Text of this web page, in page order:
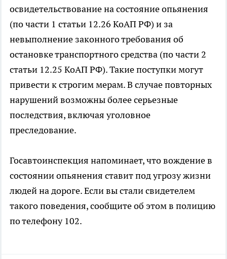
освидетельствование на состояние опьянения
(по части 1 статьи 12.26 КоАП РФ) и за
невыполнение законного требования об
остановке транспортного средства (по части 2
статьи 12.25 КоАП РФ). Такие поступки могут
привести к строгим мерам. В случае повторных
нарушений возможны более серьезные
последствия, включая уголовное
преследование.
Госавтоинспекция напоминает, что вождение в
состоянии опьянения ставит под угрозу жизни
людей на дороге. Если вы стали свидетелем
такого поведения, сообщите об этом в полицию
по телефону 102.